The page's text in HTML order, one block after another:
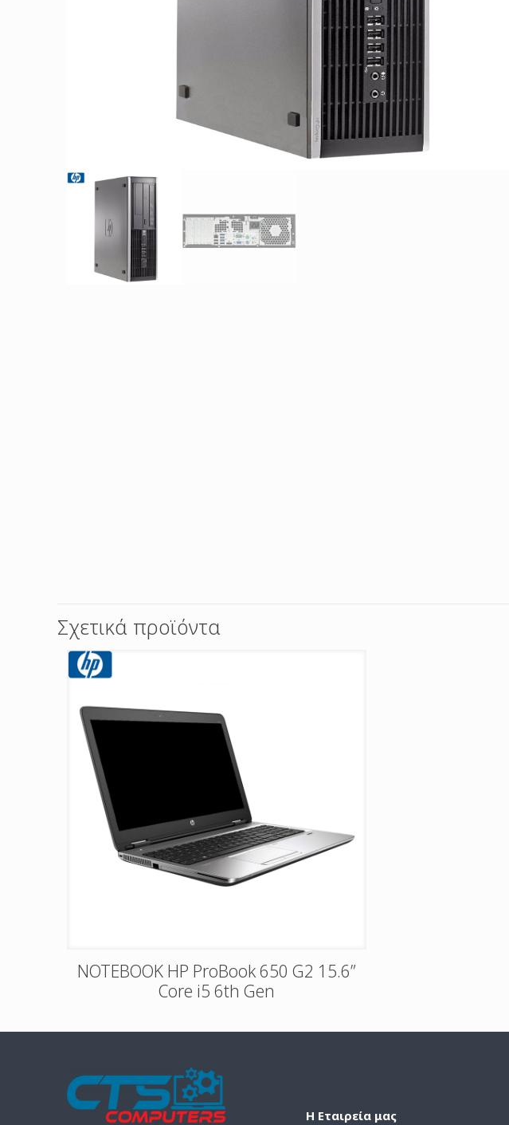
Σχετικά προϊόντα
NOTEBOOK HP ProBook 650 G2 15.6”
Core i5 6th Gen
Η Εταιρεία μας